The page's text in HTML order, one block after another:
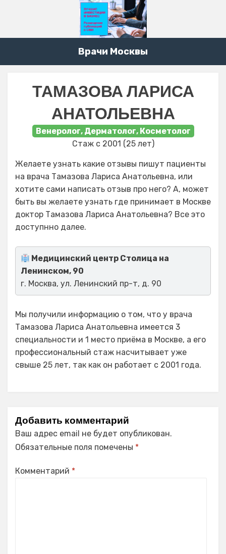
Врачи Москвы
ТАМАЗОВА ЛАРИСА
АНАТОЛЬЕВНА
Венеролог, Дерматолог, Косметолог
Стаж с 2001 (25 лет)
Желаете узнать какие отзывы пишут пациенты
на врача Тамазова Лариса Анатольевна, или
хотите сами написать отзыв про него? А, может
быть вы желаете узнать где принимает в Москве
доктор Тамазова Лариса Анатольевна? Все это
доступнно далее.
Медицинский центр Столица на
Ленинском, 90
г. Москва, ул. Ленинский пр-т, д. 90
Мы получили информацию о том, что у врача
Тамазова Лариса Анатольевна имеется 3
специальности и 1 место приёма в Москве, а его
профессиональный стаж насчитывает уже
свыше 25 лет, так как он работает с 2001 года.
Добавить комментарий
Ваш адрес email не будет опубликован.
Обязательные поля помечены *
Комментарий *